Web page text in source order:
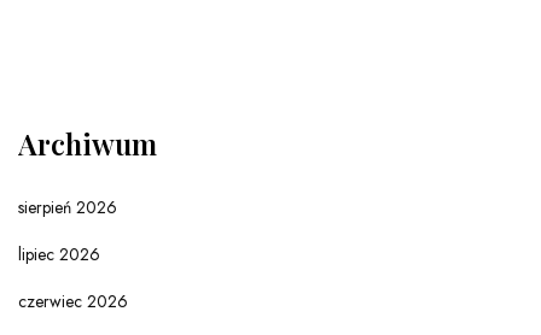
Archiwum
sierpień 2026
lipiec 2026
czerwiec 2026